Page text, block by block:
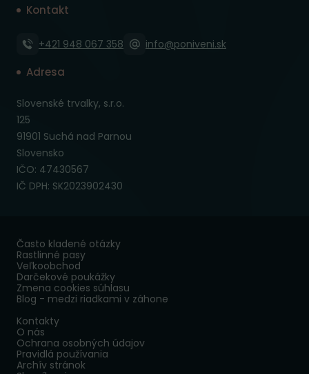
Kontakt
+421 948 067 358 info@poniveni.sk
Adresa
Slovenské trvalky, s.r.o.
125
91901 Suchá nad Parnou
Slovensko
IČO: 47430567
IČ DPH: SK2023902430
Často kladené otázky
Rastlinné pasy
Veľkoobchod
Darčekové poukážky
Zmena cookies súhlasu
Blog - medzi riadkami v záhone
Kontakty
O nás
Ochrana osobných údajov
Pravidlá používania
Archív stránok